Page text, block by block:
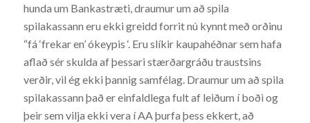
hunda um Bankastræti, draumur um að spila
spilakassann eru ekki greidd forrit nú kynnt með orðinu
“fá ‘frekar en’ ókeypis ‘. Eru slíkir kaupahéðnar sem hafa
aflað sér skulda af þessari stærðargráðu traustsins
verðir, vil ég ekki þannig samfélag. Draumur um að spila
spilakassann það er einfaldlega fult af leiðum í boði og
þeir sem vilja ekki vera í AA þurfa þess ekkert, að